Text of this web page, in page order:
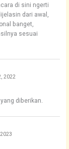
di sini ngerti
dari awal,
banget,
sesuai
2022
diberikan.